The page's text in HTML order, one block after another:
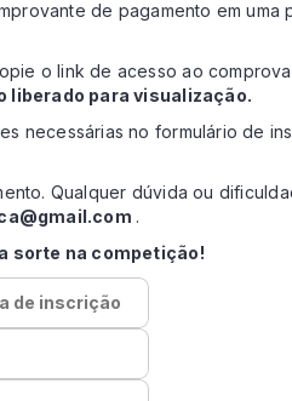
de pagamento em
o link de acesso ao
liberado para visualização.
necessárias no formulário de
Qualquer dúvida ou
.
sorte na competição!
de inscrição